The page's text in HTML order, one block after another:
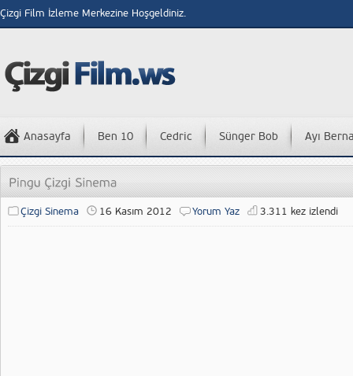
Çizgi Film İzleme Merkezine Hoşgeldiniz.
Anasayfa Ben 10 Cedric Sünger Bob Ayı
Çizgi Sinema 16 Kasım 2012 Yorum Yaz 3.311 kez izlendi